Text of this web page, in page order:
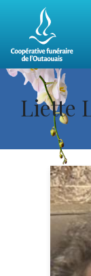
Liette